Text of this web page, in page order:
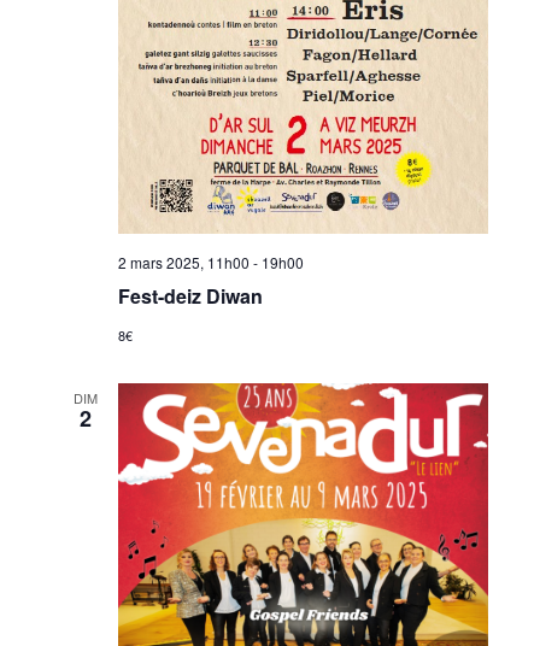
2 mars 2025, 11h00 - 19h00
Fest-deiz Diwan
8€
DIM
2